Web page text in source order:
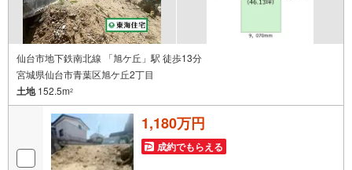
仙台市地下鉄南北線 「旭ケ丘」駅 徒歩13分
宮城県仙台市青葉区旭ケ丘2丁目
土地152.5m2
1,180万円
成約でもらえる